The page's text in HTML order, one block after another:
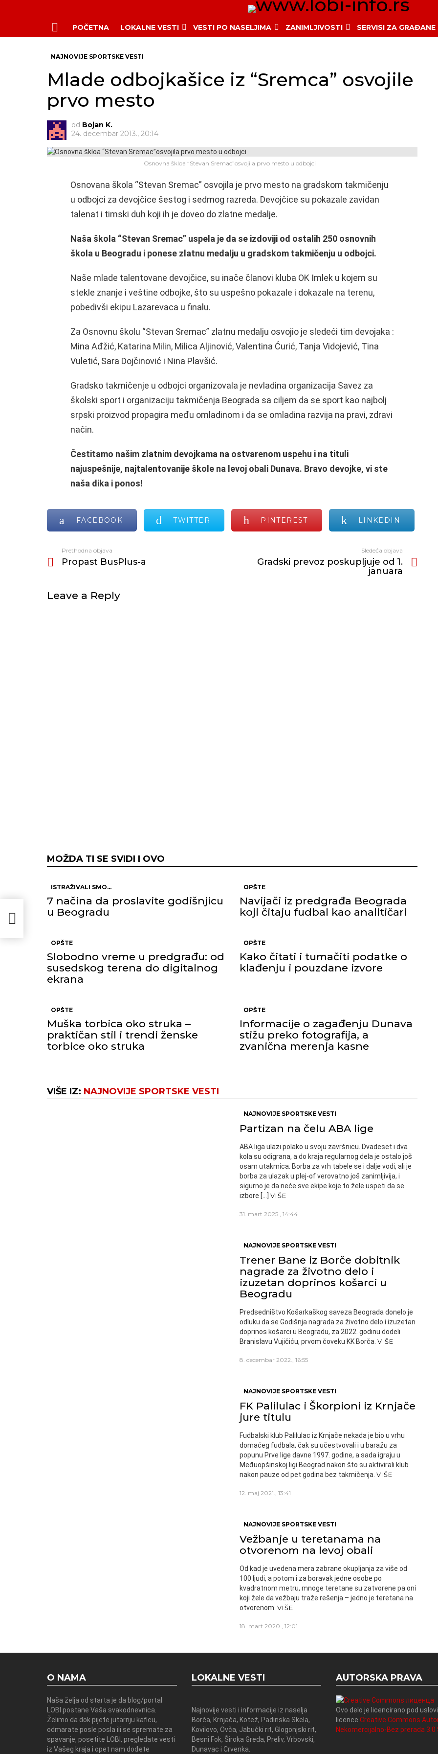
Menu
POČETNA LOKALNE VESTI VESTI PO NASELJIMA ZANIMLJIVOSTI SERVISI ZA GRAĐANE
NAJNOVIJE SPORTSKE VESTI
Mlade odbojkašice iz “Sremca” osvojile
prvo mesto
od Bojan K.
24. decembar 2013., 20:14
Osnovna škloa “Stevan Sremac”osvojila prvo mesto u odbojci
Osnovana škola “Stevan Sremac” osvojila je prvo mesto na gradskom takmičenju
u odbojci za devojčice šestog i sedmog razreda. Devojčice su pokazale zavidan
talenat i timski duh koji ih je doveo do zlatne medalje.
Naša škola “Stevan Sremac” uspela je da se izdoviji od ostalih 250 osnovnih
škola u Beogradu i ponese zlatnu medalju u gradskom takmičenju u odbojci.
Naše mlade talentovane devojčice, su inače članovi kluba OK Imlek u kojem su
stekle znanje i veštine odbojke, što su uspešno pokazale i dokazale na terenu,
pobedivši ekipu Lazarevaca u finalu.
Za Osnovnu školu “Stevan Sremac” zlatnu medalju osvojio je sledeći tim devojaka :
Mina Ađžić, Katarina Milin, Milica Aljinović, Valentina Ćurić, Tanja Vidojević, Tina
Vuletić, Sara Dojčinović i Nina Plavšić.
Gradsko takmičenje u odbojci organizovala je nevladina organizacija Savez za
školski sport i organizaciju takmičenja Beograda sa ciljem da se sport kao najbolj
srpski proizvod propagira među omladinom i da se omladina razvija na pravi, zdravi
način.
Čestitamo našim zlatnim devojkama na ostvarenom uspehu i na tituli
najuspešnije, najtalentovanije škole na levoj obali Dunava. Bravo devojke, vi ste
naša dika i ponos!
FACEBOOK TWITTER PINTEREST LINKEDIN
još
Prethodna objava
Propast BusPlus-a
Sledeća objava
Gradski prevoz poskupljuje od 1.
januara
Leave a Reply
MOŽDA TI SE SVIDI I OVO
ISTRAŽIVALI SMO...
7 načina da proslavite godišnjicu
u Beogradu
OPŠTE
Navijači iz predgrađa Beograda
koji čitaju fudbal kao analitičari
OPŠTE
Slobodno vreme u predgrađu: od
susedskog terena do digitalnog
ekrana
OPŠTE
Kako čitati i tumačiti podatke o
klađenju i pouzdane izvore
OPŠTE
Muška torbica oko struka –
praktičan stil i trendi ženske
torbice oko struka
OPŠTE
Informacije o zagađenju Dunava
stižu preko fotografija, a
zvanična merenja kasne
VIŠE IZ: NAJNOVIJE SPORTSKE VESTI
NAJNOVIJE SPORTSKE VESTI
Partizan na čelu ABA lige
ABA liga ulazi polako u svoju završnicu. Dvadeset i dva
kola su odigrana, a do kraja regularnog dela je ostalo još
osam utakmica. Borba za vrh tabele se i dalje vodi, ali je
borba za ulazak u plej-of verovatno još zanimljivija, i
sigurno je da neće sve ekipe koje to žele uspeti da se
izbore […] VIŠE
31. mart 2025., 14:44
NAJNOVIJE SPORTSKE VESTI
Trener Bane iz Borče dobitnik
nagrade za životno delo i
izuzetan doprinos košarci u
Beogradu
Predsedništvo Košarkaškog saveza Beograda donelo je
odluku da se Godišnja nagrada za životno delo i izuzetan
doprinos košarci u Beogradu, za 2022. godinu dodeli
Branislavu Vujičiću, prvom čoveku KK Borča. VIŠE
8. decembar 2022., 16:55
NAJNOVIJE SPORTSKE VESTI
FK Palilulac i Škorpioni iz Krnjače
jure titulu
Fudbalski klub Palilulac iz Krnjače nekada je bio u vrhu
domaćeg fudbala, čak su učestvovali i u baražu za
popunu Prve lige davne 1997. godine, a sada igraju u
Međuopšinskoj ligi Beograd nakon što su aktivirali klub
nakon pauze od pet godina bez takmičenja. VIŠE
12. maj 2021., 13:41
NAJNOVIJE SPORTSKE VESTI
Vežbanje u teretanama na
otvorenom na levoj obali
Od kad je uvedena mera zabrane okupljanja za više od
100 ljudi, a potom i za boravak jedne osobe po
kvadratnom metru, mnoge teretane su zatvorene pa oni
koji žele da vežbaju traže rešenja – jedno je teretana na
otvorenom. VIŠE
18. mart 2020., 12:01
O NAMA
Naša želja od starta je da blog/portal
LOBI postane Vaša svakodnevnica.
Želimo da dok pijete jutarnju kaficu,
odmarate posle posla ili se spremate za
spavanje, posetite LOBI, pregledate vesti
iz Vašeg kraja i opet nam dođete
LOKALNE VESTI
Najnovije vesti i informacije iz naselja
Borča, Krnjača, Kotež, Padinska Skela,
Kovilovo, Ovča, Jabučki rit, Glogonjski rit,
Besni Fok, Široka Greda, Preliv, Vrbovski,
Dunavac i Crvenka.
AUTORSKA PRAVA
Ovo delo je licencirano pod
licence Creative Commons
Nekomercijalno-Bez prerada 3.0